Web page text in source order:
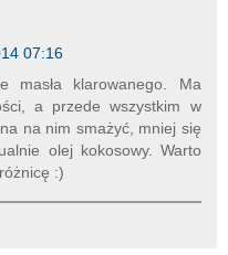
07:16
masła klarowanego. Ma
a przede wszystkim w
na nim smażyć, mniej się
olej kokosowy. Warto
:)